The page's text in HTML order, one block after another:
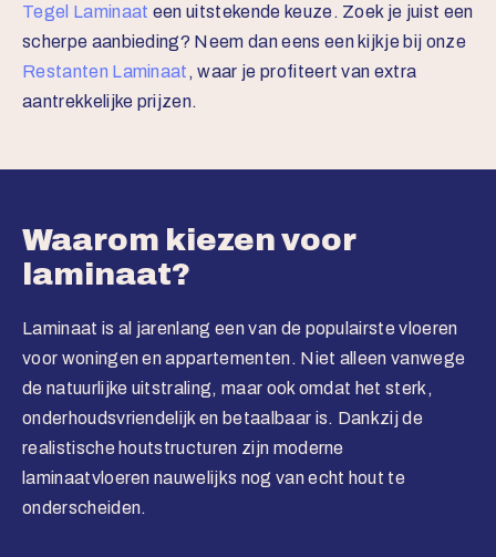
Tegel Laminaat een uitstekende keuze. Zoek je juist een
scherpe aanbieding? Neem dan eens een kijkje bij onze
Restanten Laminaat , waar je profiteert van extra
aantrekkelijke prijzen.
Waarom kiezen voor
laminaat?
Laminaat is al jarenlang een van de populairste vloeren
voor woningen en appartementen. Niet alleen vanwege
de natuurlijke uitstraling, maar ook omdat het sterk,
onderhoudsvriendelijk en betaalbaar is. Dankzij de
realistische houtstructuren zijn moderne
laminaatvloeren nauwelijks nog van echt hout te
onderscheiden.